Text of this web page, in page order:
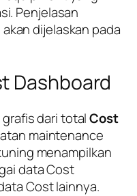
Penjelasan
dijelaskan pada
Dashboard
grafis dari totalCost
maintenance
menampilkan
data Cost
Cost lainnya.